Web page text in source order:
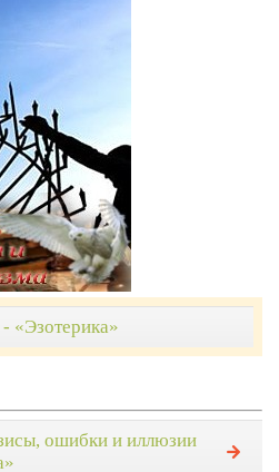
«Эзотерика»
ошибки и иллюзии